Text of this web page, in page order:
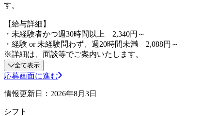
す。
【給与詳細】
・未経験者かつ週30時間以上 2,340円～
・経験 or 未経験問わず、週20時間未満 2,088円～
※詳細は、面談等でご案内いたします。
全て表示
応募画面に進む
情報更新日：2026年8月3日
シフト